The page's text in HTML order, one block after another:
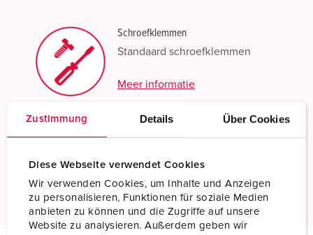
Zustimmung Details Über Cookies
Diese Webseite verwendet Cookies
Wir verwenden Cookies, um Inhalte und Anzeigen
zu personalisieren, Funktionen für soziale Medien
anbieten zu können und die Zugriffe auf unsere
Website zu analysieren. Außerdem geben wir
Schroefklemmen
Standaard schroefklemmen
Meer informatie
Meer informatie